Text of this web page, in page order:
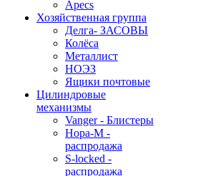
Apecs
Хозяйственная группа
Делга- ЗАСОВЫ
Колёса
Металлист
НОЭЗ
Ящики почтовые
Цилиндровые
механизмы
Vanger - Блистеры
Нора-М -
распродажа
S-locked -
распродажа